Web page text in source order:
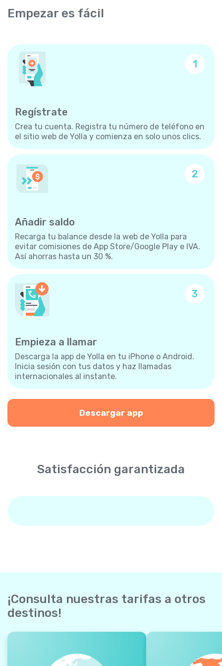
Empezar es fácil
1
Regístrate
Crea tu cuenta. Registra tu número de teléfono en
el sitio web de Yolla y comienza en solo unos clics.
2
Añadir saldo
Recarga tu balance desde la web de Yolla para
evitar comisiones de App Store/Google Play e IVA.
Así ahorras hasta un 30 %.
3
Empieza a llamar
Descarga la app de Yolla en tu iPhone o Android.
Inicia sesión con tus datos y haz llamadas
internacionales al instante.
Descargar app
Satisfacción garantizada
¡Consulta nuestras tarifas a otros
destinos!